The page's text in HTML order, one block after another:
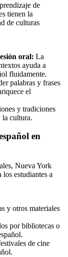
de
tienen la
de culturas
oral: La
ayuda a
fluidamente.
palabras y frases
el
y tradiciones
la cultura.
en
Nueva York
estudiantes a
y otros materiales
por bibliotecas o
de cine